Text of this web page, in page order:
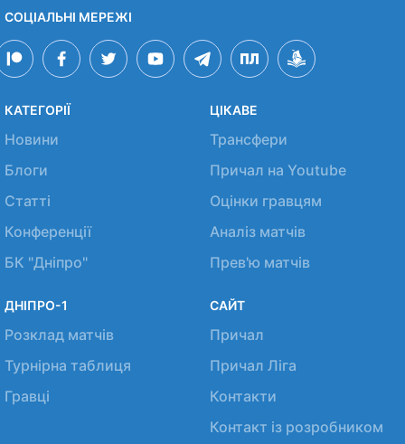
СОЦІАЛЬНІ МЕРЕЖІ
КАТЕГОРІЇ
Новини
Блоги
Статті
Конференції
БК "Дніпро"
ЦІКАВЕ
Трансфери
Причал на Youtube
Оцінки гравцям
Аналіз матчів
Прев'ю матчів
ДНІПРО-1
Розклад матчів
Турнірна таблиця
Гравці
САЙТ
Причал
Причал Ліга
Контакти
Контакт із розробником